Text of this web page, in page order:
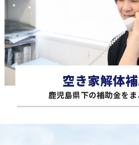
空き家解体
鹿児島県下の補助金を